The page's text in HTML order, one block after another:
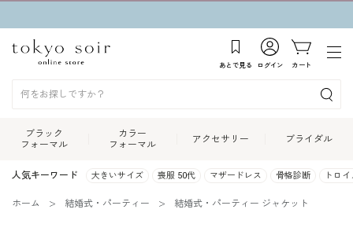
あとで見る ログイン カート
ブラック
フォーマル
カラー
フォーマル
アクセサリー ブライダル
人気キーワード 大きいサイズ 喪服 50代 マザードレス 骨格診断 トロ
ホーム 結婚式・パーティー 結婚式・パーティー ジャケット